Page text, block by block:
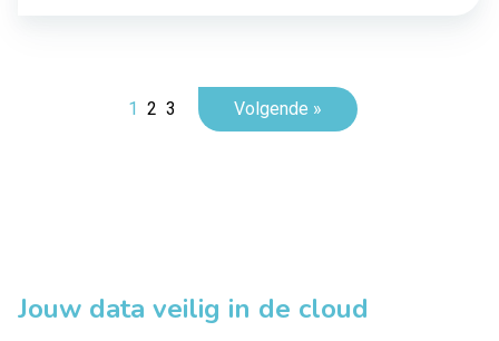
1 2 3 Volgende »
Jouw data veilig in de cloud